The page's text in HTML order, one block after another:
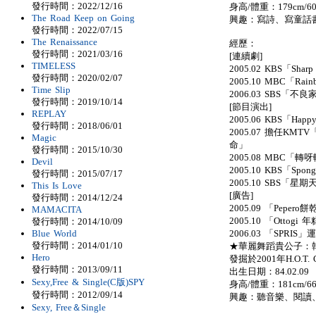
身高/體重：179cm/
興趣：寫詩、寫童話
經歷：
[連續劇]
2005.02 KBS「
2005.10 MBC「
2006.03 SBS「不良
[節目演出]
2005.06 KBS「
2005.07 擔任KMTV
命」
2005.08 MBC「轉呀
2005.10 KBS「
2005.10 SBS「星期
[廣告]
2005.09 「Pepero餅
2005.10 「Ottogi 年
2006.03 「SPRIS」
★華麗舞蹈貴公子：
發掘於2001年H.O.T.
出生日期：84.02.09
身高/體重：181cm/
興趣：聽音樂、閱讀
發行時間：2022/12/16
The Road Keep on Going
發行時間：2022/07/15
The Renaissance
發行時間：2021/03/16
TIMELESS
發行時間：2020/02/07
Time Slip
發行時間：2019/10/14
REPLAY
發行時間：2018/06/01
Magic
發行時間：2015/10/30
Devil
發行時間：2015/07/17
This Is Love
發行時間：2014/12/24
MAMACITA
發行時間：2014/10/09
Blue World
發行時間：2014/01/10
Hero
發行時間：2013/09/11
Sexy,Free & Single(C版)SPY
發行時間：2012/09/14
Sexy, Free＆Single